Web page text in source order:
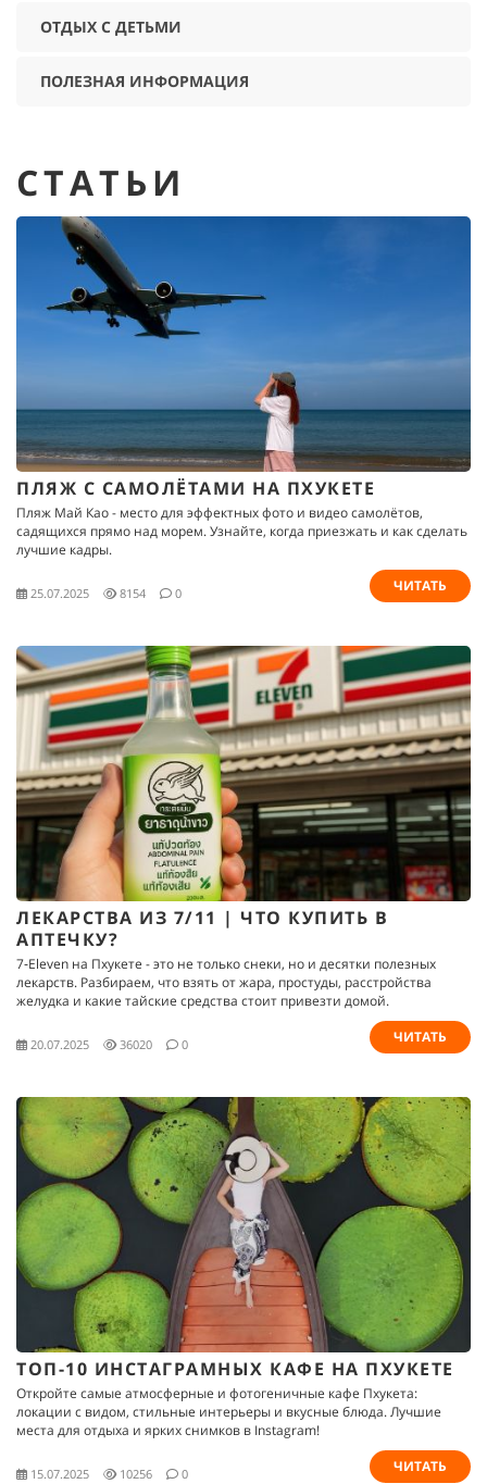
ОТДЫХ С ДЕТЬМИ
ПОЛЕЗНАЯ ИНФОРМАЦИЯ
СТАТЬИ
ПЛЯЖ С САМОЛЁТАМИ НА ПХУКЕТЕ
Пляж Май Као - место для эффектных фото и видео самолётов,
садящихся прямо над морем. Узнайте, когда приезжать и как сделать
лучшие кадры.
25.07.2025 8154 0 ЧИТАТЬ
ЛЕКАРСТВА ИЗ 7/11 | ЧТО КУПИТЬ В
АПТЕЧКУ?
7‑Eleven на Пхукете - это не только снеки, но и десятки полезных
лекарств. Разбираем, что взять от жара, простуды, расстройства
желудка и какие тайские средства стоит привезти домой.
20.07.2025 36020 0 ЧИТАТЬ
ТОП-10 ИНСТАГРАМНЫХ КАФЕ НА ПХУКЕТЕ
Откройте самые атмосферные и фотогеничные кафе Пхукета:
локации с видом, стильные интерьеры и вкусные блюда. Лучшие
места для отдыха и ярких снимков в Instagram!
15.07.2025 10256 0 ЧИТАТЬ